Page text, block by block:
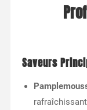
Saveurs